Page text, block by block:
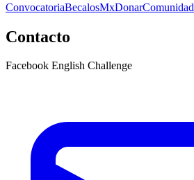
ConvocatoriaBecalosMxDonarComunidad
Contacto
Facebook English Challenge